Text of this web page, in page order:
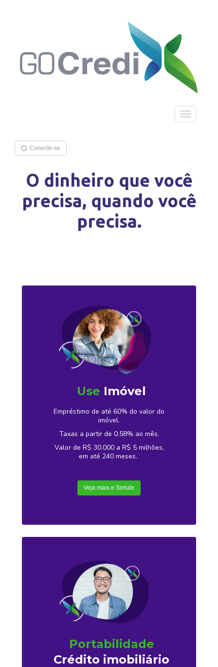
Toggle
navigation
Conecte-se
O dinheiro que você
precisa, quando você
precisa.
Use Imóvel
Empréstimo de até 60% do valor do
imóvel.
Taxas a partir de 0.58% ao mês.
Valor de R$ 30.000 a R$ 5 milhões,
em até 240 meses.
Veja mais e Simule
Portabilidade
Crédito imobiliário